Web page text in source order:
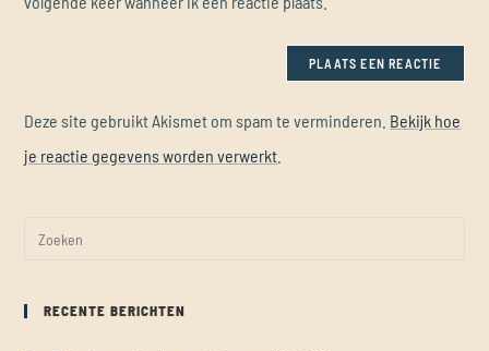
Deze site gebruikt Akismet om spam te verminderen. Bekijk hoe
je reactie gegevens worden verwerkt
RECENTE BERICHTEN